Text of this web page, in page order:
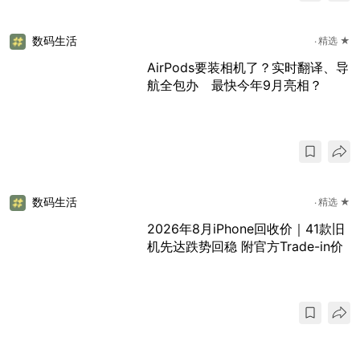
数码生活 精选 ★
AirPods要装相机了？实时翻译、导
航全包办 最快今年9月亮相？
数码生活 精选 ★
2026年8月iPhone回收价｜41款旧
机先达跌势回稳 附官方Trade-in价